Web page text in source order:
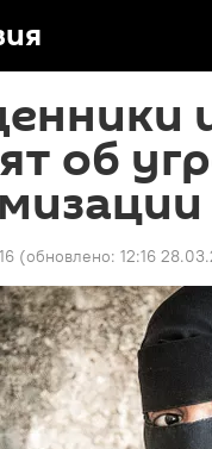
об
(обновлено: 12:16